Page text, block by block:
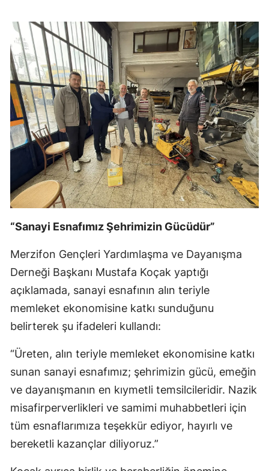
“Sanayi Esnafımız Şehrimizin Gücüdür”
Merzifon Gençleri Yardımlaşma ve Dayanışma
Derneği Başkanı Mustafa Koçak yaptığı
açıklamada, sanayi esnafının alın teriyle
memleket ekonomisine katkı sunduğunu
belirterek şu ifadeleri kullandı:
“Üreten, alın teriyle memleket ekonomisine katkı
sunan sanayi esnafımız; şehrimizin gücü, emeğin
ve dayanışmanın en kıymetli temsilcileridir. Nazik
misafirperverlikleri ve samimi muhabbetleri için
tüm esnaflarımıza teşekkür ediyor, hayırlı ve
bereketli kazançlar diliyoruz.”